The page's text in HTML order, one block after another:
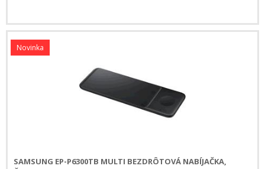
SAMSUNG EP-P6300TB MULTI BEZDRÔTOVÁ NABÍJAČKA,
Novinka